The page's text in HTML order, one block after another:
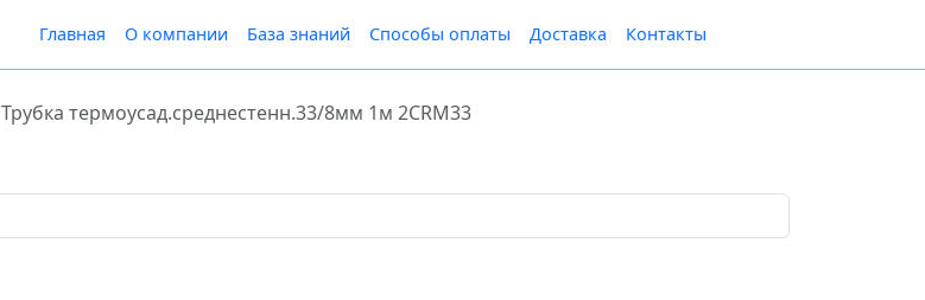
Главная О компании База знаний Способы оплаты Доставка Контакты
Трубка термоусад.среднестенн.33/8мм 1м 2CRM33